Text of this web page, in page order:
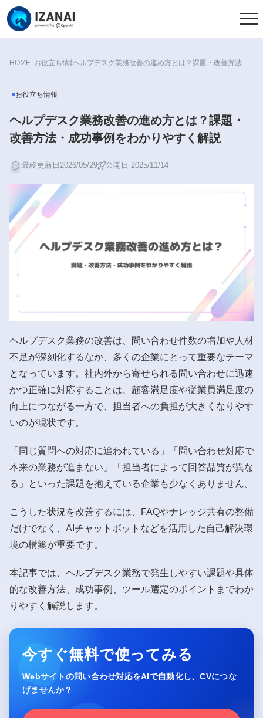
HOME お役立ち情報 ヘルプデスク業務改善の進め方とは？課題・改善方法・成功事例をわかりやすく解説
お役立ち情報
ヘルプデスク業務改善の進め方とは？課題・
改善方法・成功事例をわかりやすく解説
最終更新日2026/05/29 公開日 2025/11/14
ヘルプデスク業務の改善は、問い合わせ件数の増加や人材
不足が深刻化するなか、多くの企業にとって重要なテーマ
となっています。社内外から寄せられる問い合わせに迅速
かつ正確に対応することは、顧客満足度や従業員満足度の
向上につながる一方で、担当者への負担が大きくなりやす
いのが現状です。
「同じ質問への対応に追われている」「問い合わせ対応で
本来の業務が進まない」「担当者によって回答品質が異な
る」といった課題を抱えている企業も少なくありません。
こうした状況を改善するには、FAQやナレッジ共有の整備
だけでなく、AIチャットボットなどを活用した自己解決環
境の構築が重要です。
本記事では、ヘルプデスク業務で発生しやすい課題や具体
的な改善方法、成功事例、ツール選定のポイントまでわか
りやすく解説します。
今すぐ無料で使ってみる
Webサイトの問い合わせ対応をAIで自動化し、CVにつな
げませんか？